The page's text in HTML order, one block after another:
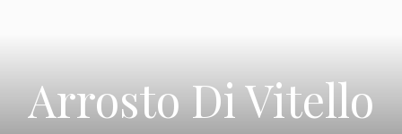
Arrosto Di Vitello